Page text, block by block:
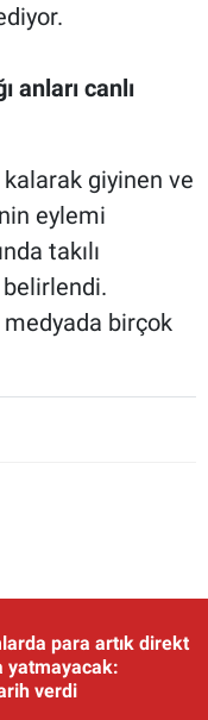
anları canlı
giyinen ve
eylemi
takılı
belirlendi.
medyada birçok
para artık direkt
yatmayacak:
verdi